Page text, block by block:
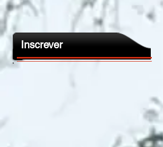
Inscrever